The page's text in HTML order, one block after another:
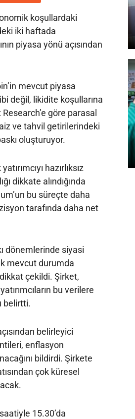
koşullardaki
iki haftada
piyasa yönü açısından
mevcut piyasa
değil, likidite koşullarına
Research’e göre parasal
ve tahvil getirilerindeki
oluşturuyor.
hazırlıksız
dikkate alındığında
bu süreçte daha
tarafında daha net
dönemlerinde siyasi
mevcut durumda
çekildi. Şirket,
bu verilere
belirtti.
belirleyici
enflasyon
bildirdi. Şirkete
çok küresel
15.30’da